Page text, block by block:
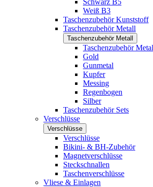
Schwarz B5
Weiß B3
Taschenzubehör Kunststoff
Taschenzubehör Metall
Taschenzubehör Metall
Taschenzubehör
Gold
Gunmetal
Kupfer
Messing
Regenbogen
Silber
Taschenzubehör Sets
Verschlüsse
Verschlüsse
Verschlüsse
Bikini- & BH-Zubehör
Magnetverschlüsse
Steckschnallen
Taschenverschlüsse
Vliese & Einlagen